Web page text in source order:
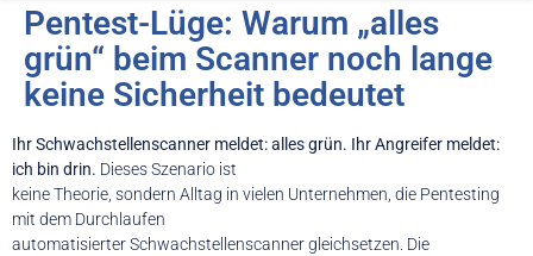
Pentest-Lüge: Warum „alles
grün“ beim Scanner noch lange
keine Sicherheit bedeutet
Ihr Schwachstellenscanner meldet: alles grün. Ihr Angreifer meldet:
ich bin drin. Dieses Szenario ist
keine Theorie, sondern Alltag in vielen Unternehmen, die Pentesting
mit dem Durchlaufen
automatisierter Schwachstellenscanner gleichsetzen. Die